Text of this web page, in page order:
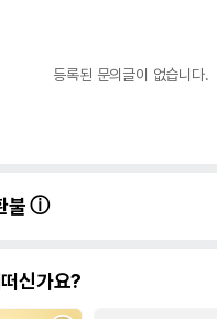
등록된 문의글이 없습니다.
불
신가요?